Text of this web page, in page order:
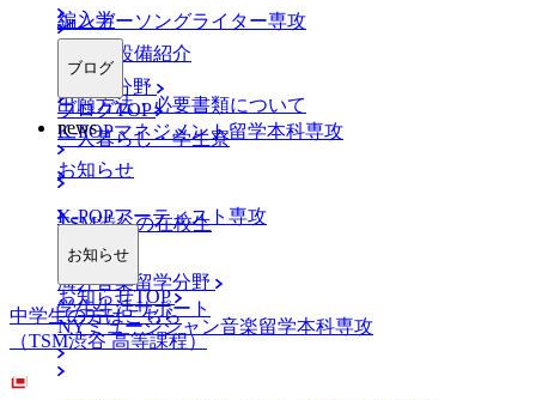
シンガーソングライター専攻
K-POP分野
K-POPマネジメント留学本科専攻
K-POPアーティスト専攻
海外音楽留学分野
NYミュージシャン音楽留学本科専攻
編入学
出願方法・必要書類について
施設・設備紹介
一人暮らし・学生寮
TSM渋谷の在校生
学生生活サポート
ブログ
ブログTOP
news
お知らせ
お知らせ
お知らせTOP
中学生の方はこちら
（TSM渋谷 高等課程）